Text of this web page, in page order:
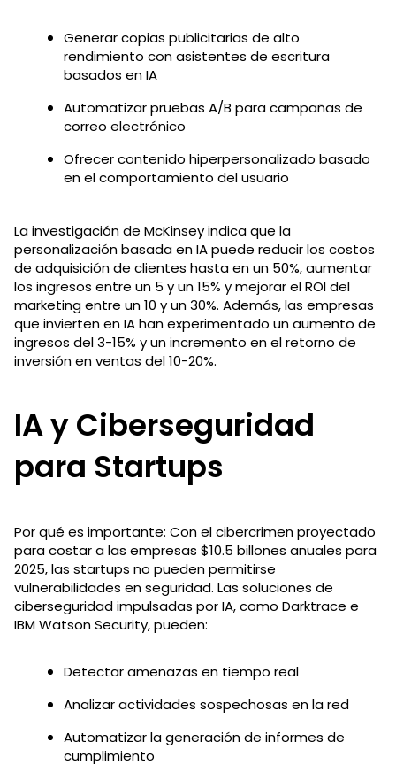
Generar copias publicitarias de alto
rendimiento con asistentes de escritura
basados en IA
Automatizar pruebas A/B para campañas de
correo electrónico
Ofrecer contenido hiperpersonalizado basado
en el comportamiento del usuario
La investigación de McKinsey indica que la
personalización basada en IA puede reducir los costos
de adquisición de clientes hasta en un 50%, aumentar
los ingresos entre un 5 y un 15% y mejorar el ROI del
marketing entre un 10 y un 30%. Además, las empresas
que invierten en IA han experimentado un aumento de
ingresos del 3-15% y un incremento en el retorno de
inversión en ventas del 10-20%.
IA y Ciberseguridad
para Startups
Por qué es importante: Con el cibercrimen proyectado
para costar a las empresas $10.5 billones anuales para
2025, las startups no pueden permitirse
vulnerabilidades en seguridad. Las soluciones de
ciberseguridad impulsadas por IA, como Darktrace e
IBM Watson Security, pueden:
Detectar amenazas en tiempo real
Analizar actividades sospechosas en la red
Automatizar la generación de informes de
cumplimiento